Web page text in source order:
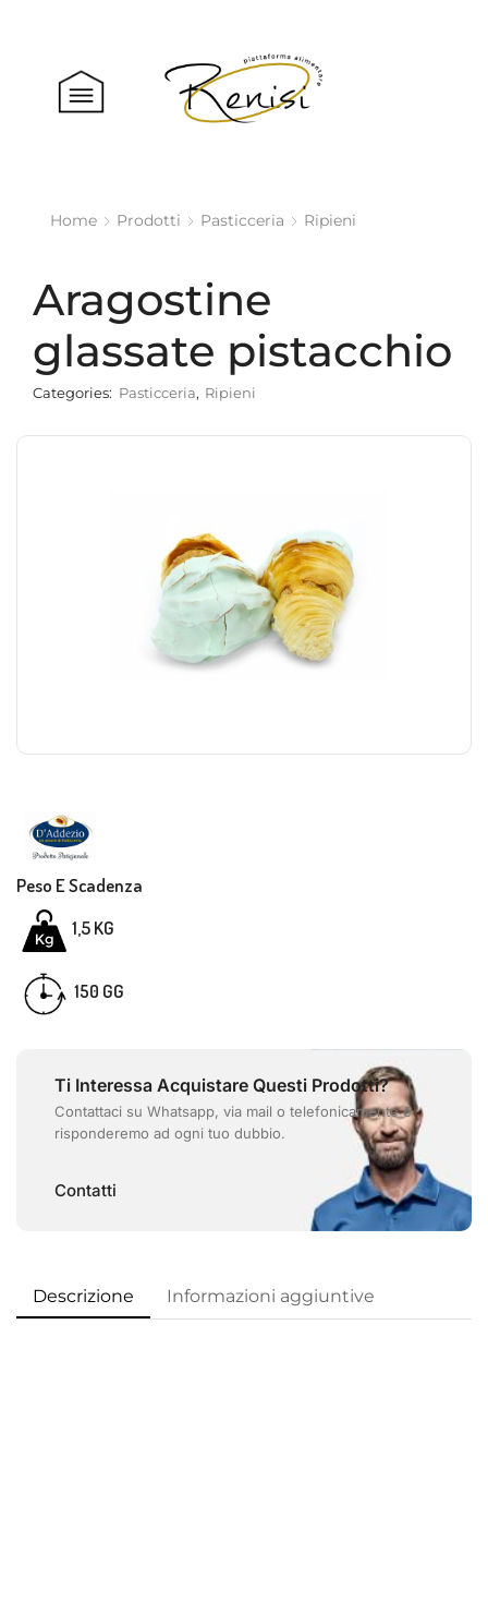
Home Prodotti Pasticceria Ripieni
Aragostine
glassate pistacchio
Categories: Pasticceria, Ripieni
Peso E Scadenza
1,5KG
150 GG
Ti Interessa Acquistare Questi Prodotti?
Contattaci su Whatsapp, via mail o telefonicamente e
risponderemo ad ogni tuo dubbio.
Contatti
Descrizione Informazioni aggiuntive